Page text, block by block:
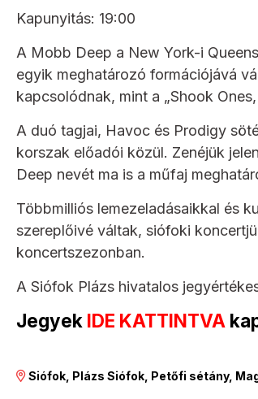
Kapunyitás: 19:00
A Mobb Deep a New York-i
egyik meghatározó formációjává
kapcsolódnak, mint a „Shook
A duó tagjai, Havoc és Prodigy
korszak előadói közül. Zenéjük
Deep nevét ma is a műfaj
Többmilliós lemezeladásaikkal és
szereplőivé váltak, siófoki
koncertszezonban.
A Siófok Plázs hivatalos
Jegyek IDE KATTINTVA
Siófok, Plázs Siófok, Petőfi sétány,